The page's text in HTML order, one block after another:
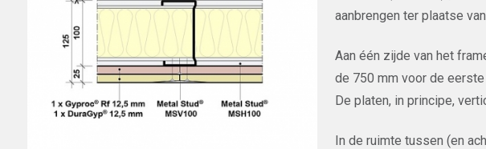
aanbrengen ter plaatse
Aan één zijde van het
de 750 mm voor de
De platen, in principe,
In de ruimte tussen (en